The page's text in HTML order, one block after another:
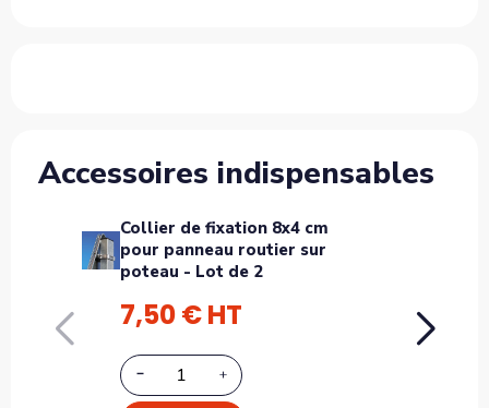
Accessoires indispensables
Collier de fixation 8x4 cm
pour panneau routier sur
poteau - Lot de 2
7,50 € HT